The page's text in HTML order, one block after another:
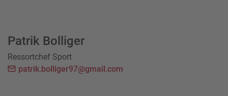
Patrik Bolliger
Ressortchef Sport
patrik.bolliger97@gmail.com